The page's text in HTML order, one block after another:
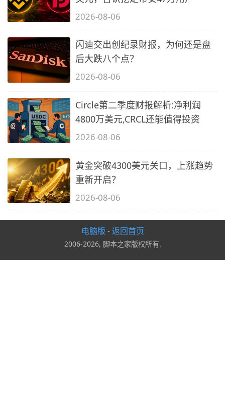
2026-08-06
闪迪交出创纪录财报，为何还是盘
后大跌八个点？
2026-08-06
Circle第二季度财报解析:净利润
4800万美元,CRCL还能值得投资
2026-08-06
黄金突破4300美元关口，上涨趋势
重新开启？
2026-08-06
电脑版 - 返回首页
2006-2026, 脚本之家版权所有.